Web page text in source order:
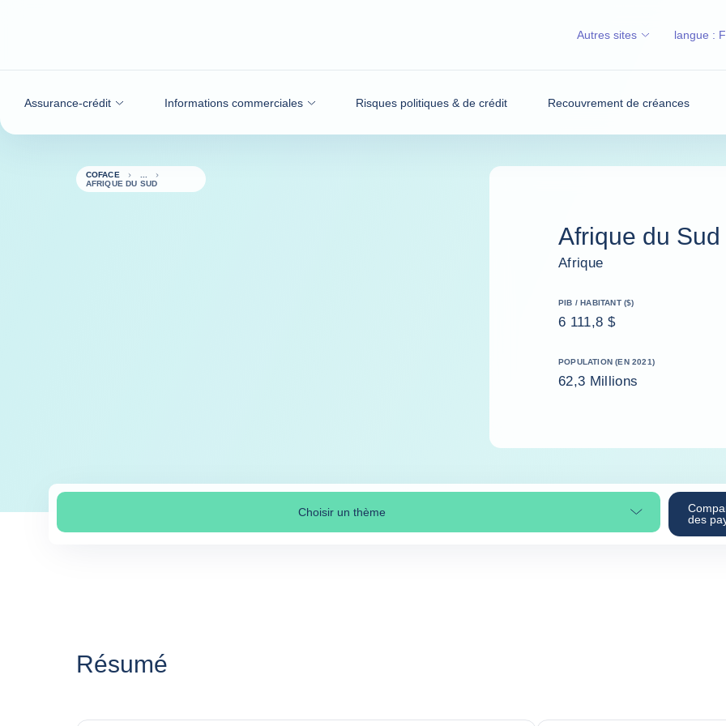
Assurance-crédit Informations commerciales Risques politiques & de crédit Recouvrement de créances
Autres sites langue :
COFACE
AFRIQUE DU SUD
Afrique du Sud
Afrique
PIB / HABITANT ($)
6 111,8 $
POPULATION (EN 2021)
62,3 Millions
Choisir un thèmeSélectionner une section
des
Résumé